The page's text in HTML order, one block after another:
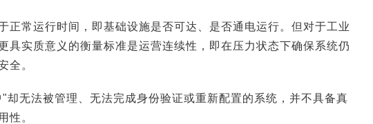
正常运行时间，即基础设施是否可达、是否通电运行。但对于工业
具实质意义的衡量标准是运营连续性，即在压力状态下确保系统仍
全。
却无法被管理、无法完成身份验证或重新配置的系统，并不具备真
性。
数字化是必选项，AI是生存项